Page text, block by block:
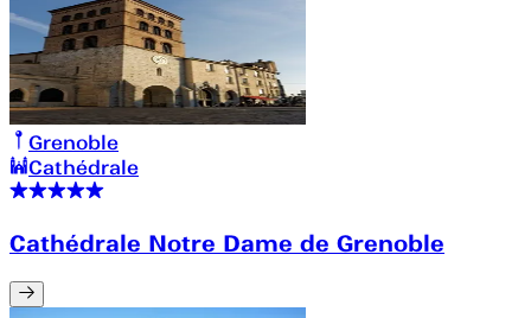
Grenoble
Cathédrale
Cathédrale Notre Dame de Grenoble